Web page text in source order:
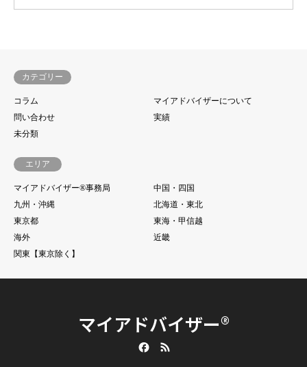
カテゴリー
コラム
マイアドバイザーについて
問い合わせ
実績
未分類
エリア
マイアドバイザー®事務局
中国・四国
九州・沖縄
北海道・東北
東京都
東海・甲信越
海外
近畿
関東【東京除く】
マイアドバイザー®